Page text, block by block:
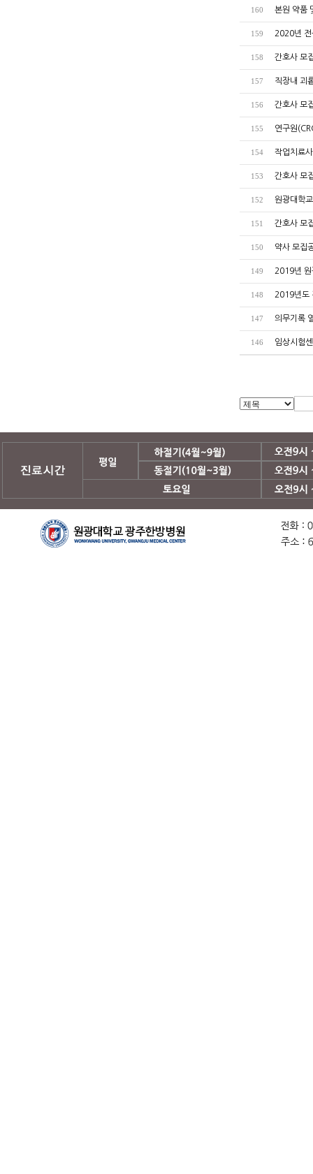
160 본원 약품
159 2020년 전
158 간호사 모
157 직장내 괴
156 간호사 모
155 연구원
154 작업치료
153 간호사 모
152 원광대학
151 간호사 모
150 약사 모집
149 2019년 원
148 2019년도
147 의무기록
146 임상시험